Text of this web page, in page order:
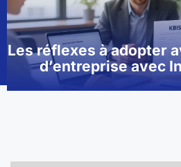
Les réflexes à adopter
d’entreprise avec